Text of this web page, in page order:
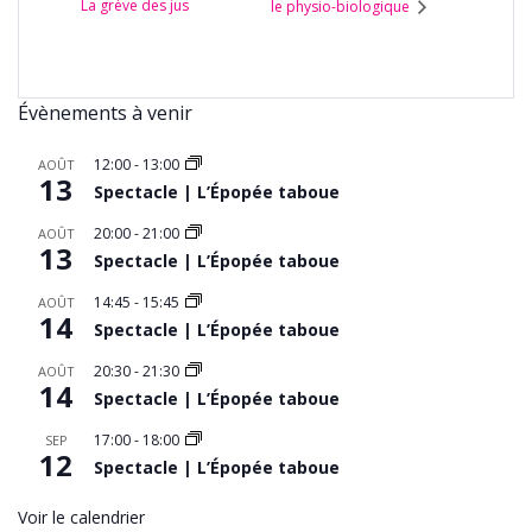
La grève des jus
le physio-biologique
Évènements à venir
AOÛT
13
12:00- 13:00
Spectacle | L’Épopée taboue
AOÛT
13
20:00-21:00
Spectacle | L’Épopée taboue
AOÛT
14
14:45 - 15:45
Spectacle | L’Épopée taboue
AOÛT
14
20:30-21:30
Spectacle | L’Épopée taboue
SEP
12
17:00- 18:00
Spectacle | L’Épopée taboue
Voir le calendrier